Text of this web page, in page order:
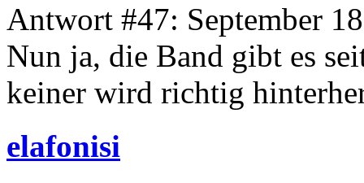
Antwort #47: September
Nun ja, die Band gibt es
keiner wird richtig
elafonisi